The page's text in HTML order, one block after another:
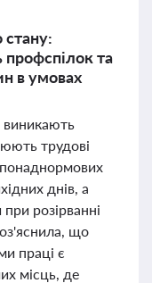
стану:
профспілок та
в умовах
виникають
трудові
днів, а
розірванні
що
праці є
місць, де